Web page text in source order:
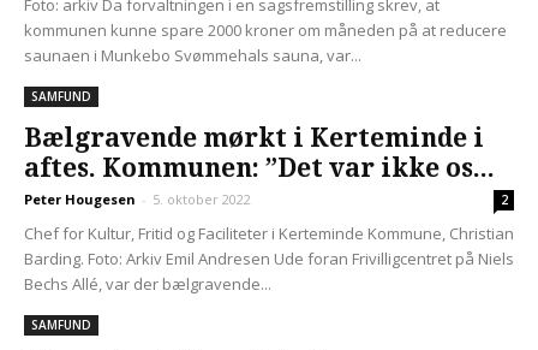
Foto: arkiv Da forvaltningen i en sagsfremstilling skrev, at
kommunen kunne spare 2000 kroner om måneden på at reducere
saunaen i Munkebo Svømmehals sauna, var...
SAMFUND
Bælgravende mørkt i Kerteminde i
aftes. Kommunen: ”Det var ikke os...
Peter Hougesen - 5. oktober 2022 2
Chef for Kultur, Fritid og Faciliteter i Kerteminde Kommune, Christian
Barding. Foto: Arkiv Emil Andresen Ude foran Frivilligcentret på Niels
Bechs Allé, var der bælgravende...
SAMFUND